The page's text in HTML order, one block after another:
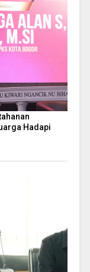
Hadapi